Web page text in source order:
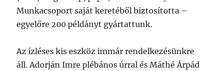
Munkacsoport saját keretéből biztosította –
egyelőre 200 példányt gyártattunk.
Az ízléses kis eszköz immár rendelkezésünkre
áll. Adorján Imre plébános úrral és Máthé Árpád